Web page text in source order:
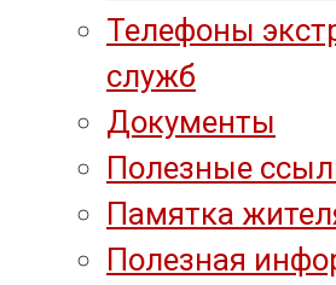
Телефоны
служб
Документы
Полезные
Памятка
Полезная